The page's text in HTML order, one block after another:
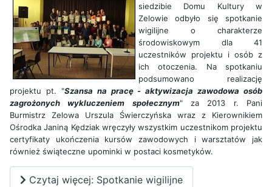
siedzibie Domu Kultury w
Zelowie odbyło się spotkanie
wigilijne o charakterze
środowiskowym dla 41
uczestników projektu i osób z
ich otoczenia. Na spotkaniu
podsumowano realizację
projektu pt. "Szansa na pracę - aktywizacja zawodowa osób
zagrożonych wykluczeniem społecznym" za 2013 r. Pani
Burmistrz Zelowa Urszula Świerczyńska wraz z Kierownikiem
Ośrodka Janiną Kędziak wręczyły wszystkim uczestnikom projektu
certyfikaty ukończenia kursów zawodowych i warsztatów jak
również świąteczne upominki w postaci kosmetyków.
Czytaj więcej: Spotkanie wigilijne